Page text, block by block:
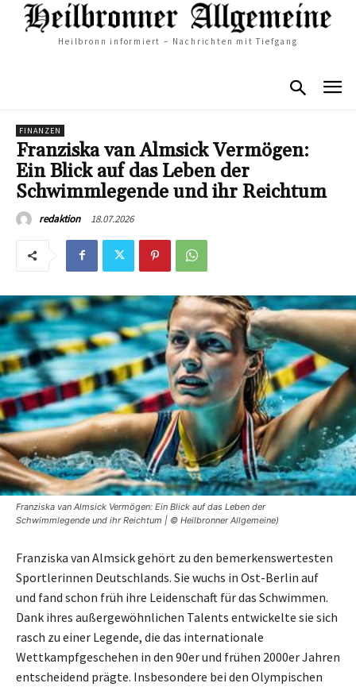
Heilbronn informiert – Nachrichten mit Tiefgang
FINANZEN
Franziska van Almsick Vermögen:
Ein Blick auf das Leben der
Schwimmlegende und ihr Reichtum
redaktion 18.07.2026
Franziska van Almsick Vermögen: Ein Blick auf das Leben der
Schwimmlegende und ihr Reichtum | © Heilbronner Allgemeine)
Franziska van Almsick gehört zu den bemerkenswertesten
Sportlerinnen Deutschlands. Sie wuchs in Ost-Berlin auf
und fand schon früh ihre Leidenschaft für das Schwimmen.
Dank ihres außergewöhnlichen Talents entwickelte sie sich
rasch zu einer Legende, die das internationale
Wettkampfgeschehen in den 90er und frühen 2000er Jahren
entscheidend prägte. Insbesondere bei den Olympischen